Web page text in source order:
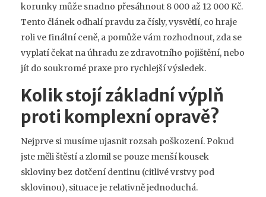
korunky může snadno přesáhnout 8 000 až 12 000 Kč.
Tento článek odhalí pravdu za čísly, vysvětlí, co hraje
roli ve finální ceně, a pomůže vám rozhodnout, zda se
vyplatí čekat na úhradu ze zdravotního pojištění, nebo
jít do soukromé praxe pro rychlejší výsledek.
Kolik stojí základní výplň
proti komplexní opravě?
Nejprve si musíme ujasnit rozsah poškození. Pokud
jste měli štěstí a zlomil se pouze menší kousek
skloviny bez dotčení dentinu (citlivé vrstvy pod
sklovinou), situace je relativně jednoduchá.